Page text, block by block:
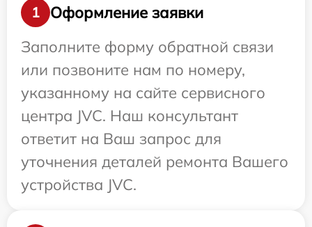
1
Оформление заявки
Заполните форму обратной связи
или позвоните нам по номеру,
указанному на сайте сервисного
центра JVC. Наш консультант
ответит на Ваш запрос для
уточнения деталей ремонта Вашего
устройства JVC.